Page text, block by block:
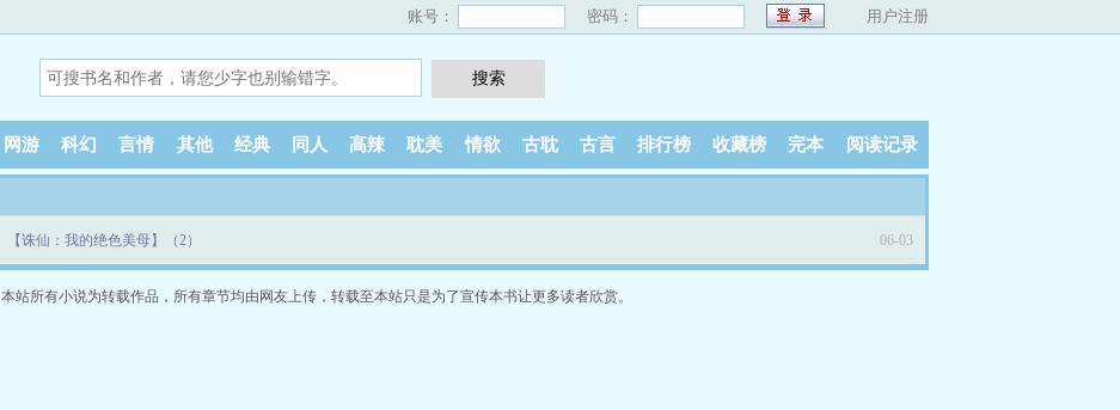
账号： 密码： 用户注册
网游 科幻 言情 其他 经典 同人 高辣 耽美 情欲 古耽 古言 排行榜 收藏榜 完本 阅读记录
【诛仙：我的绝色美母】（2） 06-03
本站所有小说为转载作品，所有章节均由网友上传，转载至本站只是为了宣传本书让更多读者欣赏。